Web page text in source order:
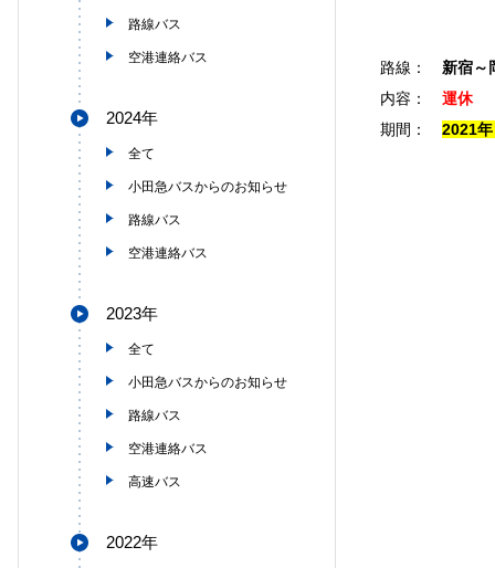
路線： 新宿～
内容：
運休
期間： 2021
路線バス
空港連絡バス
2024年
全て
小田急バスからのお知らせ
路線バス
空港連絡バス
2023年
全て
小田急バスからのお知らせ
路線バス
空港連絡バス
高速バス
2022年